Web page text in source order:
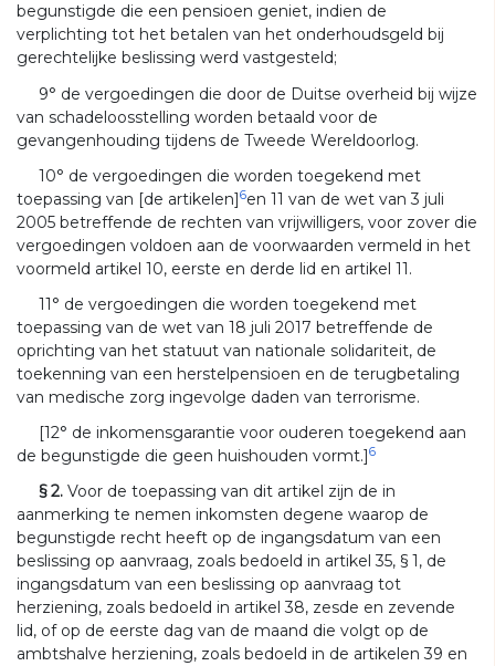
begunstigde die een pensioen geniet, indien de
verplichting tot het betalen van het onderhoudsgeld bij
gerechtelijke beslissing werd vastgesteld;
9° de vergoedingen die door de Duitse overheid bij wijze
van schadeloosstelling worden betaald voor de
gevangenhouding tijdens de Tweede Wereldoorlog.
10° de vergoedingen die worden toegekend met
toepassing van [de artikelen]6en 11 van de wet van 3 juli
2005 betreffende de rechten van vrijwilligers, voor zover die
vergoedingen voldoen aan de voorwaarden vermeld in het
voormeld artikel 10, eerste en derde lid en artikel 11.
11° de vergoedingen die worden toegekend met
toepassing van de wet van 18 juli 2017 betreffende de
oprichting van het statuut van nationale solidariteit, de
toekenning van een herstelpensioen en de terugbetaling
van medische zorg ingevolge daden van terrorisme.
[12° de inkomensgarantie voor ouderen toegekend aan
de begunstigde die geen huishouden vormt.]6
§ 2. Voor de toepassing van dit artikel zijn de in
aanmerking te nemen inkomsten degene waarop de
begunstigde recht heeft op de ingangsdatum van een
beslissing op aanvraag, zoals bedoeld in artikel 35, § 1, de
ingangsdatum van een beslissing op aanvraag tot
herziening, zoals bedoeld in artikel 38, zesde en zevende
lid, of op de eerste dag van de maand die volgt op de
ambtshalve herziening, zoals bedoeld in de artikelen 39 en